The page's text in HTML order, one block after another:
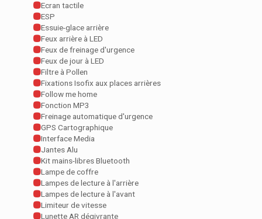
Ecran tactile
ESP
Essuie-glace arrière
Feux arrière à LED
Feux de freinage d'urgence
Feux de jour à LED
Filtre à Pollen
Fixations Isofix aux places arrières
Follow me home
Fonction MP3
Freinage automatique d'urgence
GPS Cartographique
Interface Media
Jantes Alu
Kit mains-libres Bluetooth
Lampe de coffre
Lampes de lecture à l'arrière
Lampes de lecture à l'avant
Limiteur de vitesse
Lunette AR dégivrante